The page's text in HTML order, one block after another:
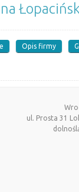
Opis firmy
ul. Prosta 31